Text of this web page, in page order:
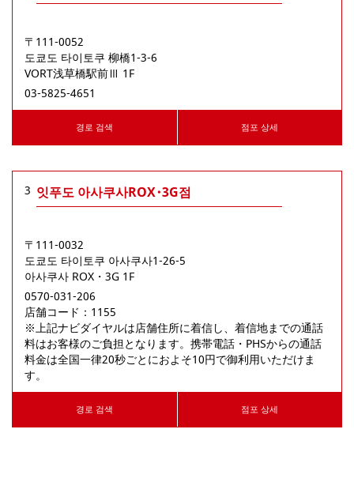
〒111-0052
도쿄도 타이토쿠 柳橋1-3-6
VORT浅草橋駅前Ⅲ 1F
03-5825-4651
경로 검색 점포 상세
3 잇푸도 아사쿠사ROX･3G점
〒111-0032
도쿄도 타이토쿠 아사쿠사1-26-5
아사쿠사 ROX・3G 1F
0570-031-206
店舗コード：1155
※上記ナビダイヤルは店舗住所に着信し、着信地までの通話
料はお客様のご負担となります。携帯電話・PHSからの通話
料金は全国一律20秒ごとにおよそ10円で御利用いただけま
す。
경로 검색 점포 상세